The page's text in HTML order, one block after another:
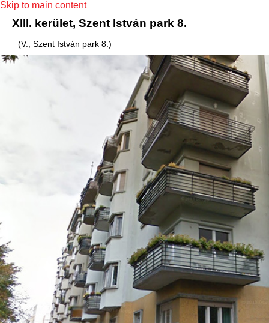
Skip to main content
XIII. kerület, Szent István park 8.
(V., Szent István park 8.)